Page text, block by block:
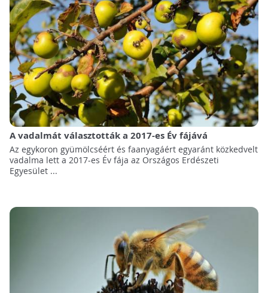
A vadalmát választották a 2017-es Év fájává
Az egykoron gyümölcséért és faanyagáért egyaránt közkedvelt
vadalma lett a 2017-es Év fája az Országos Erdészeti
Egyesület ...